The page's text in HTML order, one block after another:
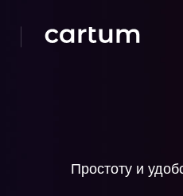
Простоту и